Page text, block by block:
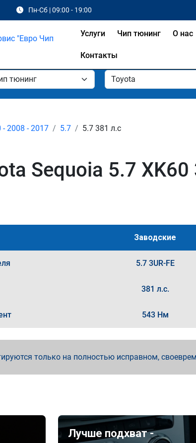
Пн-Сб | 09:00 - 19:00
Услуги Чип тюнинг О нас
Контакты
- 2008 - 2017 5.7 5.7 381 л.с
Sequoia 5.7 XK60
Заводские
5.7 3UR-FE
381 л.с.
543 Нм
только на полностью исправном,
Лучше подхват -